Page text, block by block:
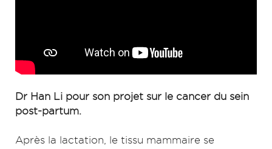
Dr Han Li pour son projet sur le cancer du sein
post-partum.
Après la lactation, le tissu mammaire se